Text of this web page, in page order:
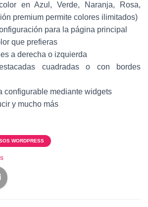
en Azul, Verde, Naranja, Rosa,
premium permite colores ilimitados)
para la página principal
que prefieras
a derecha o izquierda
cuadradas o con bordes
configurable mediante widgets
y mucho más
WORDPRESS